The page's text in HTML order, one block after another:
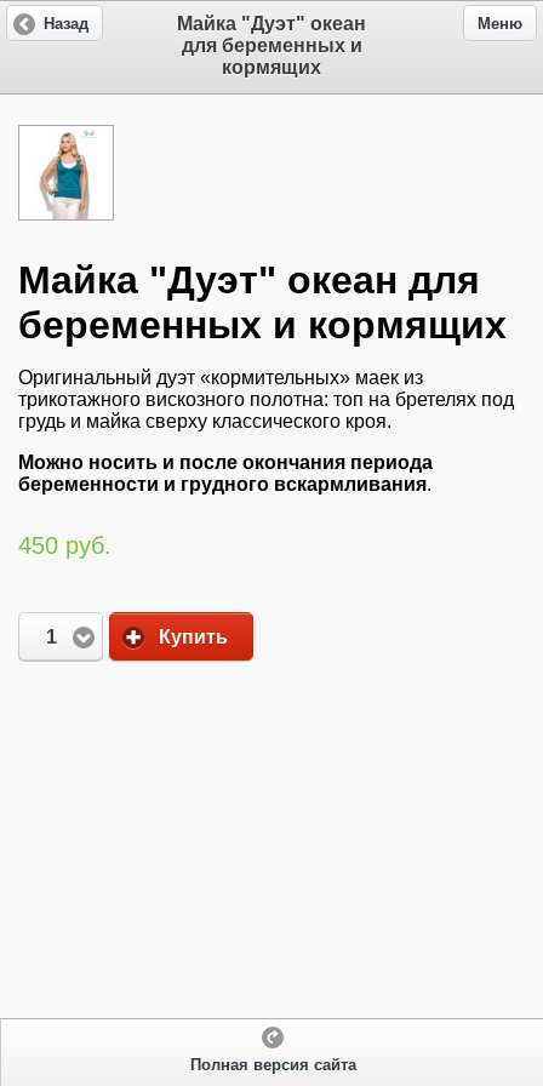
Майка "Дуэт" океан
для беременных и
кормящих
Назад Меню
Майка "Дуэт" океан для
беременных и кормящих
Оригинальный дуэт «кормительных» маек из
трикотажного вискозного полотна: топ на бретелях под
грудь и майка сверху классического кроя.
Можно носить и после окончания периода
беременности и грудного вскармливания.
450 руб.
1 Купить
Полная версия сайта